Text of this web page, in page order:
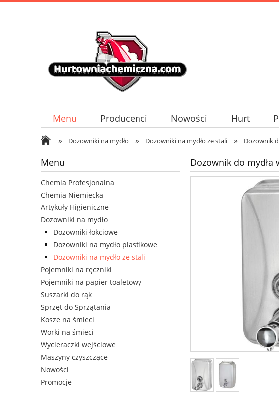
Menu Producenci Nowości Hurt
» Dozowniki na mydło » Dozowniki na mydło ze stali » Dozownik
Menu
Chemia Profesjonalna
Chemia Niemiecka
Artykuły Higieniczne
Dozowniki na mydło
Dozowniki łokciowe
Dozowniki na mydło plastikowe
Dozowniki na mydło ze stali
Pojemniki na ręczniki
Pojemniki na papier toaletowy
Suszarki do rąk
Sprzęt do Sprzątania
Kosze na śmieci
Worki na śmieci
Wycieraczki wejściowe
Maszyny czyszczące
Nowości
Promocje
Dozownik do mydła